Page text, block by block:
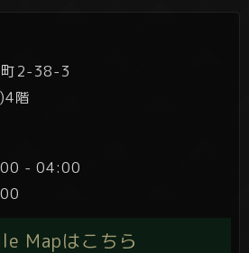
町2-38-3
階
- 04:00
Mapはこちら